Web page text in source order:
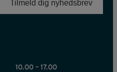
10.00 – 17.00